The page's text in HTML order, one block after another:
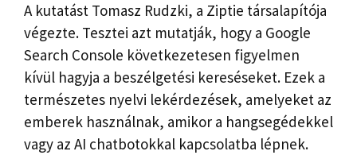
A kutatást Tomasz Rudzki, a Ziptie társalapítója
végezte. Tesztei azt mutatják, hogy a Google
Search Console következetesen figyelmen
kívül hagyja a beszélgetési kereséseket. Ezek a
természetes nyelvi lekérdezések, amelyeket az
emberek használnak, amikor a hangsegédekkel
vagy az AI chatbotokkal kapcsolatba lépnek.